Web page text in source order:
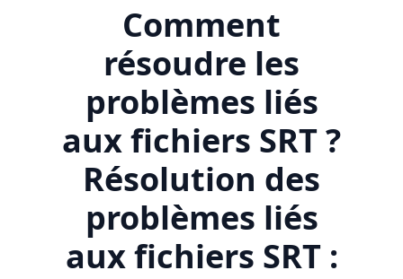
Comment
résoudre les
problèmes liés
aux fichiers SRT ?
Résolution des
problèmes liés
aux fichiers SRT :